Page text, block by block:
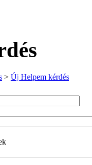
> Új Helpem kérdés